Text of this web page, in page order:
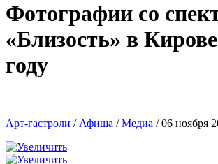
Фотографии со
«Близость» в
году
Арт-гастроли / Афиша / Медиа /06 ноября